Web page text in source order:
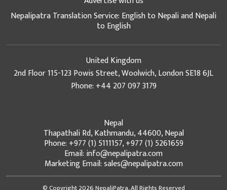
Nepalipatra Translation Service: English to Nepali and Nepali
to English
United Kingdom
2nd Floor 115-123 Powis Street, Woolwich, London SE18 6JL
Phone: +44 207 097 3179
Nepal
Thapathali Rd, Kathmandu, 44600, Nepal
Phone: +977 (1) 5111157, +977 (1) 5261659
Email: info@nepalipatra.com
Marketing Email: sales@nepalipatra.com